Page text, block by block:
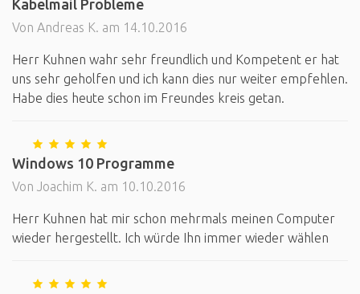
Kabelmail Probleme
Von Andreas K. am 14.10.2016
Herr Kuhnen wahr sehr freundlich und Kompetent er hat
uns sehr geholfen und ich kann dies nur weiter empfehlen.
Habe dies heute schon im Freundes kreis getan.
Windows 10 Programme
Von Joachim K. am 10.10.2016
Herr Kuhnen hat mir schon mehrmals meinen Computer
wieder hergestellt. Ich würde Ihn immer wieder wählen